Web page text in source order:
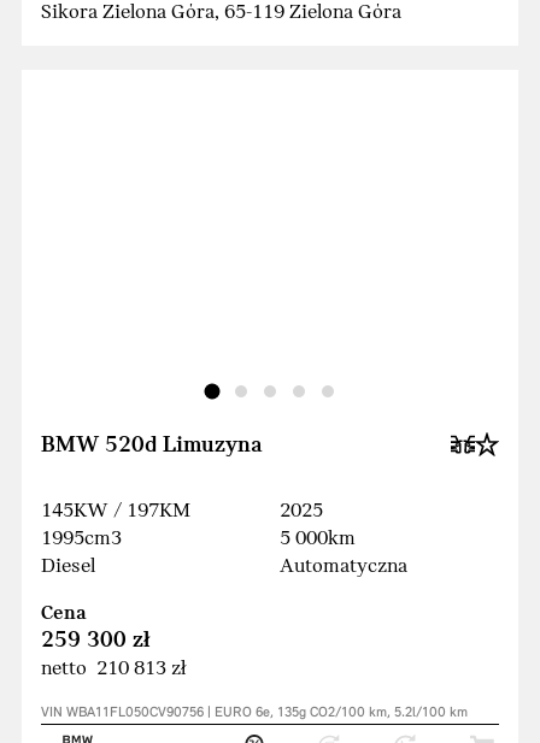
Sikora Zielona Góra, 65-119 Zielona Góra
BMW 520d Limuzyna
145KW / 197KM
1995cm3
Diesel
2025
5 000km
Automatyczna
Cena
259 300 zł
netto 210 813 zł
VIN WBA11FL050CV90756 | EURO 6e, 135g CO2/100 km, 5.2l/100 km